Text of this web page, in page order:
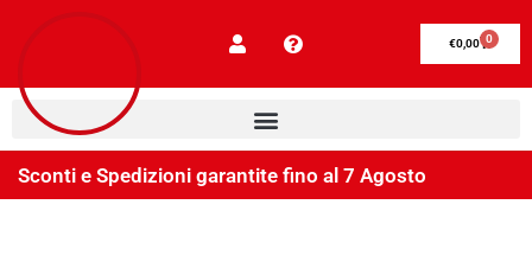
€0,00 0
Sconti e Spedizioni garantite fino al 7 Agosto